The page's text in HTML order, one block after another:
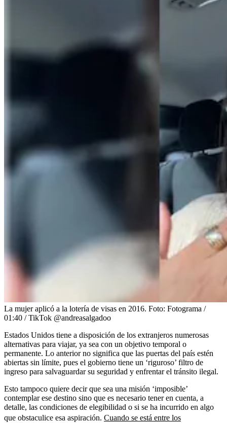
La mujer aplicó a la lotería de visas en 2016. Foto: Fotograma /
01:40 / TikTok @andreasalgadoo
Estados Unidos tiene a disposición de los extranjeros numerosas
alternativas para viajar, ya sea con un objetivo temporal o
permanente. Lo anterior no significa que las puertas del país estén
abiertas sin límite, pues el gobierno tiene un ‘riguroso’ filtro de
ingreso para salvaguardar su seguridad y enfrentar el tránsito ilegal.
Esto tampoco quiere decir que sea una misión ‘imposible’
contemplar ese destino sino que es necesario tener en cuenta, a
detalle, las condiciones de elegibilidad o si se ha incurrido en algo
que obstaculice esa aspiración. Cuando se está entre los